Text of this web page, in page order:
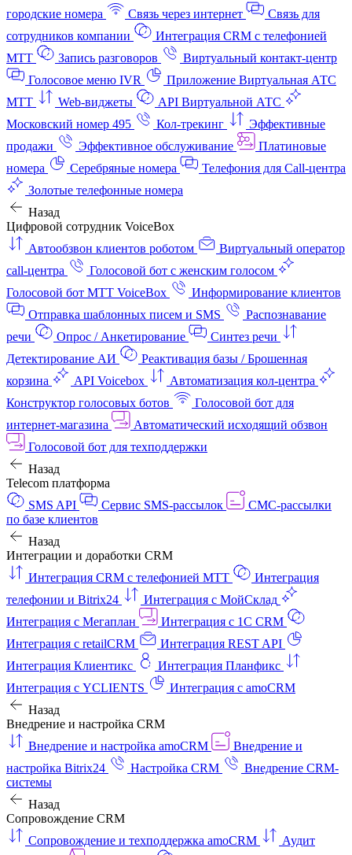
городские номера
Связь через интернет
Связь для
сотрудников компании
Интеграция CRM с телефонией
МТТ
Запись разговоров
Виртуальный контакт‑центр
Голосовое меню IVR
Приложение Виртуальная АТС
МТТ
Web-виджеты
API Виртуальной АТС
Московский номер 495
Кол-трекинг
Эффективные
продажи
Эффективное обслуживание
Платиновые
номера
Серебряные номера
Телефония для Call-центра
Золотые телефонные номера
Назад
Цифровой сотрудник VoiceBox
Автообзвон клиентов роботом
Виртуальный оператор
call-центра
Голосовой бот с женским голосом
Голосовой бот МТТ VoiceBox
Информирование клиентов
Отправка шаблонных писем и SMS
Распознавание
речи
Опрос / Анкетирование
Синтез речи
Детектирование АИ
Реактивация базы / Брошенная
корзина
API Voicebox
Автоматизация кол‑центра
Конструктор голосовых ботов
Голосовой бот для
интернет‑магазина
Автоматический исходящий обзвон
Голосовой бот для техподдержки
Назад
Telecom платформа
SMS API
Сервис SMS-рассылок
СМС-рассылки
по базе клиентов
Назад
Интеграции и доработки CRM
Интеграция CRM с телефонией МТТ
Интеграция
телефонии и Bitrix24
Интеграция с МойСклад
Интеграция с Мегаплан
Интеграция с 1C CRM
Интеграция с retailCRM
Интеграция REST API
Интеграция Клиентикс
Интеграция Планфикс
Интеграция с YCLIENTS
Интеграция с amoCRM
Назад
Внедрение и настройка CRM
Внедрение и настройка amoCRM
Внедрение и
настройка Bitrix24
Настройка CRM
Внедрение CRM-
системы
Назад
Сопровождение CRM
Сопровождение и техподдержка amoCRM
Аудит